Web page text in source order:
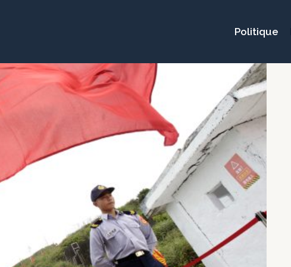
Politique